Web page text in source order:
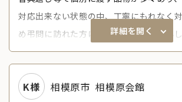
対応出来ない状態の中、丁寧にもれなく
め弔問に訪れた方に失礼を働らなく安心
にきめ細かい配慮に全体を通じて見られ
詳細を開く
K様 相模原市 相模原会館